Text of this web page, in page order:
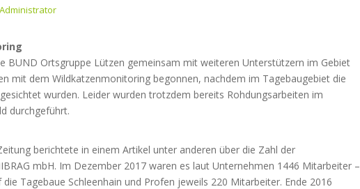
Administrator
BUND Ortsgruppe Lützen gemeinsam mit weiteren Unterstützern im Gebiet
mit dem Wildkatzenmonitoring begonnen, nachdem im Tagebaugebiet die
wurden. Leider wurden trotzdem bereits Rohdungsarbeiten im
durchgeführt.
berichtete in einem Artikel unter anderen über die Zahl der
mbH. Im Dezember 2017 waren es laut Unternehmen 1446 Mitarbeiter –
Tagebaue Schleenhain und Profen jeweils 220 Mitarbeiter. Ende 2016